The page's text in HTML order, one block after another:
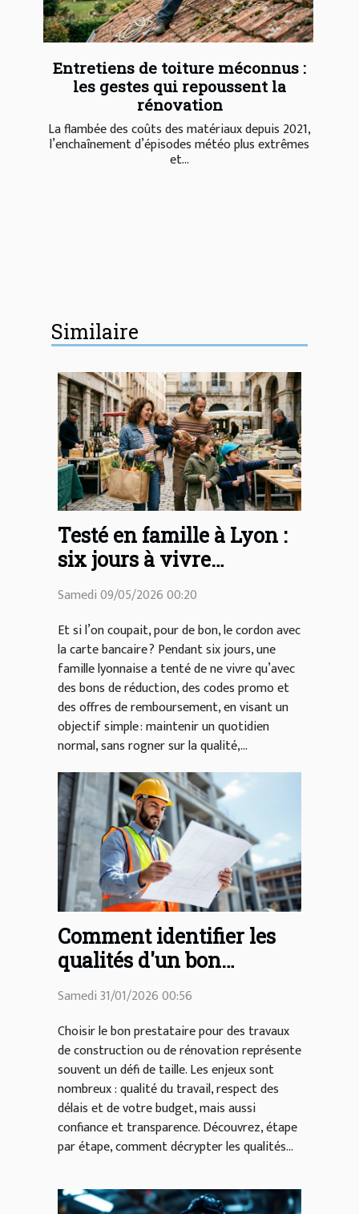
Entretiens de toiture méconnus :
les gestes qui repoussent la
rénovation
La flambée des coûts des matériaux depuis 2021,
l’enchaînement d’épisodes météo plus extrêmes
et...
Similaire
Testé en famille à Lyon :
six jours à vivre
uniquement grâce aux
bons de réduction
Samedi 09/05/2026 00:20
Et si l’on coupait, pour de bon, le cordon avec
la carte bancaire ? Pendant six jours, une
famille lyonnaise a tenté de ne vivre qu’avec
des bons de réduction, des codes promo et
des offres de remboursement, en visant un
objectif simple : maintenir un quotidien
normal, sans rogner sur la qualité,...
Comment identifier les
qualités d'un bon
prestataire en
construction et
rénovation ?
Samedi 31/01/2026 00:56
Choisir le bon prestataire pour des travaux
de construction ou de rénovation représente
souvent un défi de taille. Les enjeux sont
nombreux : qualité du travail, respect des
délais et de votre budget, mais aussi
confiance et transparence. Découvrez, étape
par étape, comment décrypter les qualités...